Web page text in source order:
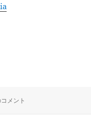
立現代産業科学館 への
メント